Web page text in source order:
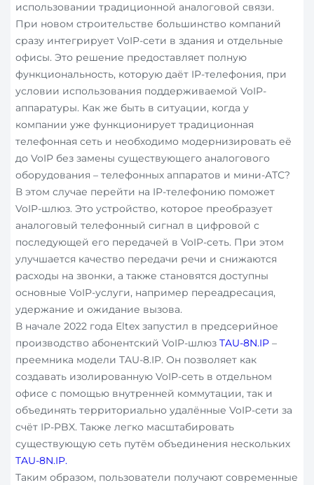
использовании традиционной аналоговой связи.
При новом строительстве большинство компаний
сразу интегрирует VoIP-сети в здания и отдельные
офисы. Это решение предоставляет полную
функциональность, которую даёт IP-телефония, при
условии использования поддерживаемой VoIP-
аппаратуры. Как же быть в ситуации, когда у
компании уже функционирует традиционная
телефонная сеть и необходимо модернизировать её
до VoIP без замены существующего аналогового
оборудования – телефонных аппаратов и мини-АТС?
В этом случае перейти на IP-телефонию поможет
VoIP-шлюз. Это устройство, которое преобразует
аналоговый телефонный сигнал в цифровой с
последующей его передачей в VoIP-сеть. При этом
улучшается качество передачи речи и снижаются
расходы на звонки, а также становятся доступны
основные VoIP-услуги, например переадресация,
удержание и ожидание вызова.
В начале 2022 года Eltex запустил в предсерийное
производство абонентский VoIP-шлюзTAU-8N.IP –
преемника модели TAU-8.IP. Он позволяет как
создавать изолированную VoIP-сеть в отдельном
офисе с помощью внутренней коммутации, так и
объединять территориально удалённые VoIP-сети за
счёт IP-PBX. Также легко масштабировать
существующую сеть путём объединения нескольких
TAU-8N.IP.
Таким образом, пользователи получают современные